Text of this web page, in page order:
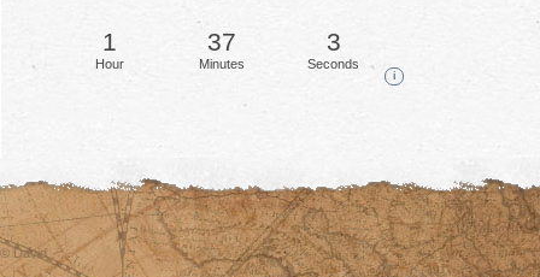
1
Hour
37
Minutes
6
Seconds
i
© David